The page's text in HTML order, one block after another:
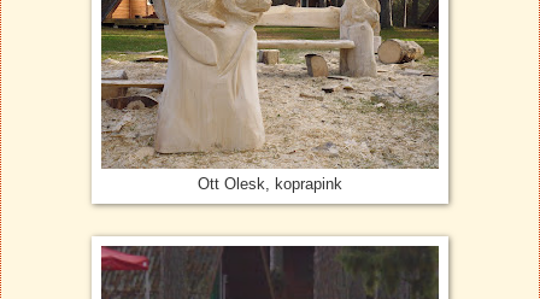
Ott Olesk, koprapink